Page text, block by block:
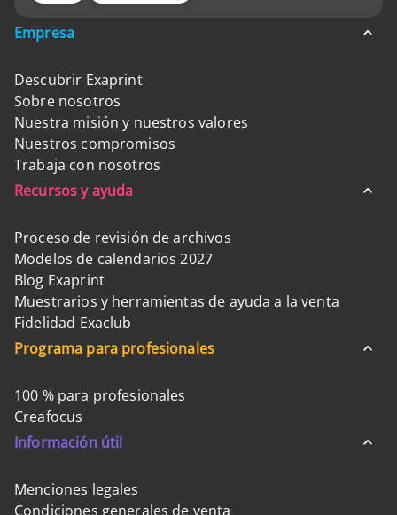
Empresa
Descubrir Exaprint
Sobre nosotros
Nuestra misión y nuestros valores
Nuestros compromisos
Trabaja con nosotros
Recursos y ayuda
Proceso de revisión de archivos
Modelos de calendarios 2027
Blog Exaprint
Muestrarios y herramientas de ayuda a la venta
Fidelidad Exaclub
Programa para profesionales
100 % para profesionales
Creafocus
Información útil
Menciones legales
Condiciones generales de venta